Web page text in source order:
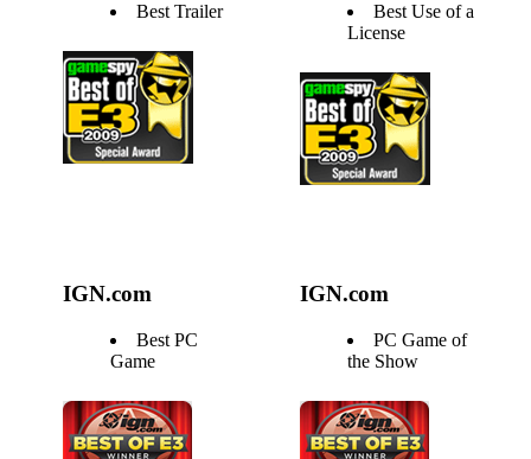
Best Trailer
Best Use of a
License
IGN.com
Best PC
Game
IGN.com
PC Game of
the Show